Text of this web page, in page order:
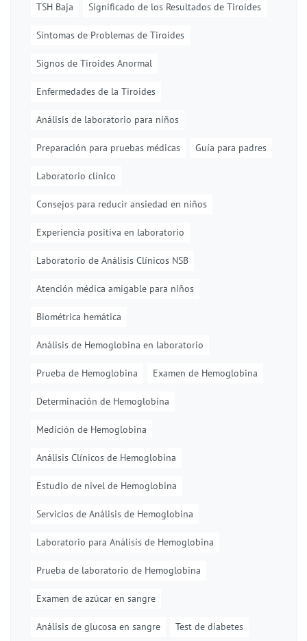
TSH Baja Significado de los Resultados de Tiroides
Síntomas de Problemas de Tiroides
Signos de Tiroides Anormal
Enfermedades de la Tiroides
Análisis de laboratorio para niños
Preparación para pruebas médicas Guía para padres
Laboratorio clínico
Consejos para reducir ansiedad en niños
Experiencia positiva en laboratorio
Laboratorio de Análisis Clínicos NSB
Atención médica amigable para niños
Biométrica hemática
Análisis de Hemoglobina en laboratorio
Prueba de Hemoglobina Examen de Hemoglobina
Determinación de Hemoglobina
Medición de Hemoglobina
Análisis Clínicos de Hemoglobina
Estudio de nivel de Hemoglobina
Servicios de Análisis de Hemoglobina
Laboratorio para Análisis de Hemoglobina
Prueba de laboratorio de Hemoglobina
Examen de azúcar en sangre
Análisis de glucosa en sangre Test de diabetes